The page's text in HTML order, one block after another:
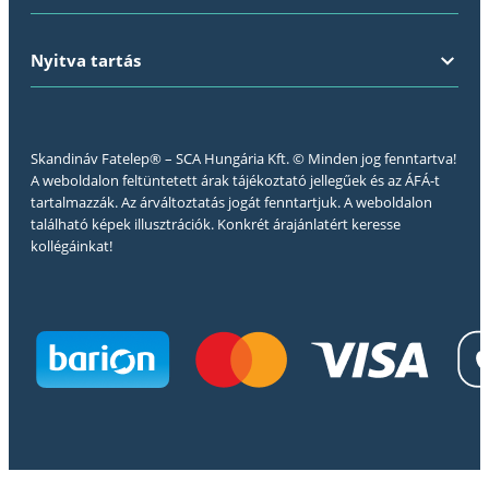
Nyitva tartás
Skandináv Fatelep® – SCA Hungária Kft. © Minden jog fenntartva!
A weboldalon feltüntetett árak tájékoztató jellegűek és az ÁFÁ-t
tartalmazzák. Az árváltoztatás jogát fenntartjuk. A weboldalon
található képek illusztrációk. Konkrét árajánlatért keresse
kollégáinkat!